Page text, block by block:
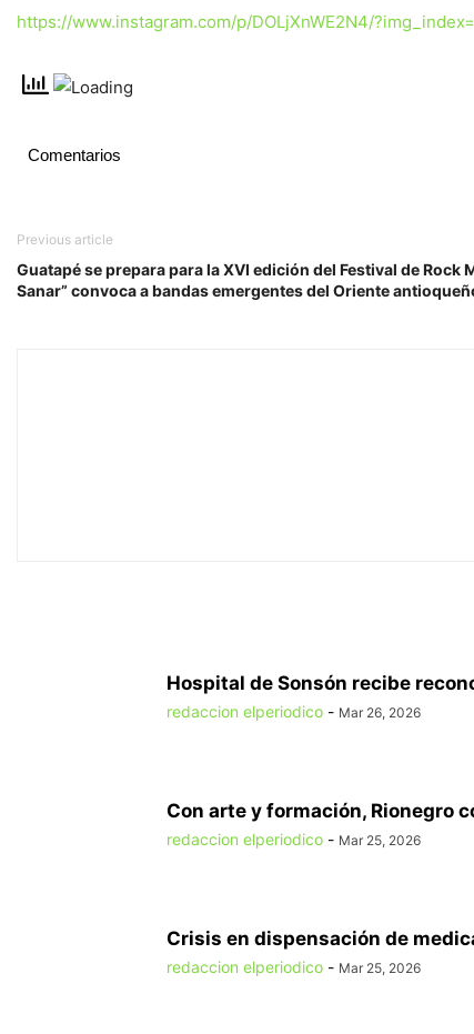
https://www.instagram.com/p/DOLjXnWE2N4/
Comentarios
Previous article
Guatapé se prepara para la XVI edición del Festival de Rock
Sanar” convoca a bandas emergentes del Oriente
Hospital de Sonsón recibe
redaccion elperiodico - Mar 26, 2026
Con arte y formación, Rionegro
redaccion elperiodico - Mar 25, 2026
Crisis en dispensación de
redaccion elperiodico - Mar 25, 2026